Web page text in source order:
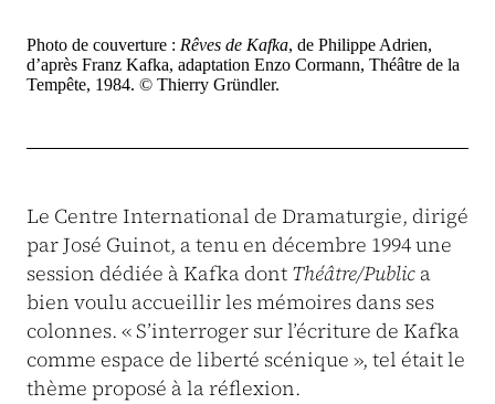
Photo de couverture : Rêves de Kafka, de Philippe Adrien,
d’après Franz Kafka, adaptation Enzo Cormann, Théâtre de la
Tempête, 1984. © Thierry Gründler.
Le Centre International de Dramaturgie, dirigé
par José Guinot, a tenu en décembre 1994 une
session dédiée à Kafka dont Théâtre/Public a
bien voulu accueillir les mémoires dans ses
colonnes. « S’interroger sur l’écriture de Kafka
comme espace de liberté scénique », tel était le
thème proposé à la réflexion.